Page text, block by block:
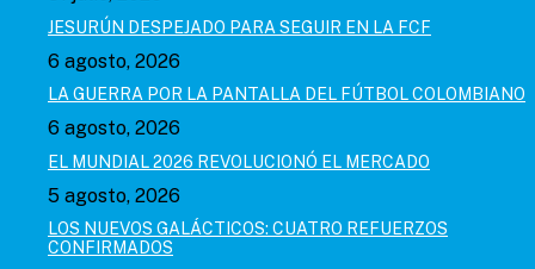
JESURÚN DESPEJADO PARA SEGUIR EN LA FCF
6 agosto, 2026
LA GUERRA POR LA PANTALLA DEL FÚTBOL COLOMBIANO
6 agosto, 2026
EL MUNDIAL 2026 REVOLUCIONÓ EL MERCADO
5 agosto, 2026
LOS NUEVOS GALÁCTICOS: CUATRO REFUERZOS
CONFIRMADOS